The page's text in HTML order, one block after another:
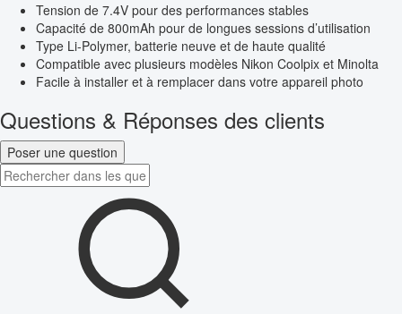
Tension de 7.4V pour des performances stables
Capacité de 800mAh pour de longues sessions d’utilisation
Type Li-Polymer, batterie neuve et de haute qualité
Compatible avec plusieurs modèles Nikon Coolpix et Minolta
Facile à installer et à remplacer dans votre appareil photo
Questions & Réponses des clients
Poser une question